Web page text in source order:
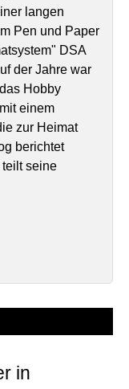
langen
Pen und Paper
DSA
der Jahre war
Hobby
einem
zur Heimat
berichtet
seine
in